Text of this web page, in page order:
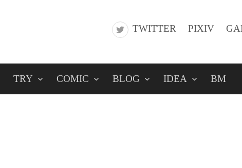
TWITTER PIXIV
TRY COMIC BLOG IDEA BM